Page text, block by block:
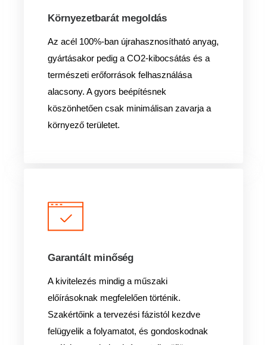
Környezetbarát megoldás
Az acél 100%-ban újrahasznosítható anyag,
gyártásakor pedig a CO2-kibocsátás és a
természeti erőforrások felhasználása
alacsony. A gyors beépítésnek
köszönhetően csak minimálisan zavarja a
környező területet.
Garantált minőség
A kivitelezés mindig a műszaki
előírásoknak megfelelően történik.
Szakértőink a tervezési fázistól kezdve
felügyelik a folyamatot, és gondoskodnak